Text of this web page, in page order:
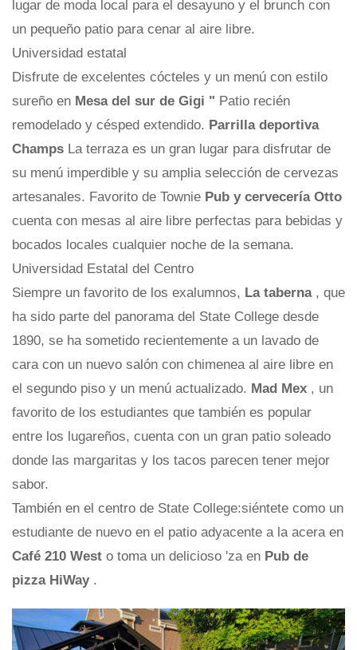
lugar de moda local para el desayuno y el brunch con
un pequeño patio para cenar al aire libre.
Universidad estatal
Disfrute de excelentes cócteles y un menú con estilo
sureño en Mesa del sur de Gigi " Patio recién
remodelado y césped extendido. Parrilla deportiva
Champs La terraza es un gran lugar para disfrutar de
su menú imperdible y su amplia selección de cervezas
artesanales. Favorito de Townie Pub y cervecería Otto
cuenta con mesas al aire libre perfectas para bebidas y
bocados locales cualquier noche de la semana.
Universidad Estatal del Centro
Siempre un favorito de los exalumnos, La taberna , que
ha sido parte del panorama del State College desde
1890, se ha sometido recientemente a un lavado de
cara con un nuevo salón con chimenea al aire libre en
el segundo piso y un menú actualizado. Mad Mex , un
favorito de los estudiantes que también es popular
entre los lugareños, cuenta con un gran patio soleado
donde las margaritas y los tacos parecen tener mejor
sabor.
También en el centro de State College:siéntete como un
estudiante de nuevo en el patio adyacente a la acera en
Café 210 West o toma un delicioso 'za en Pub de
pizza HiWay .